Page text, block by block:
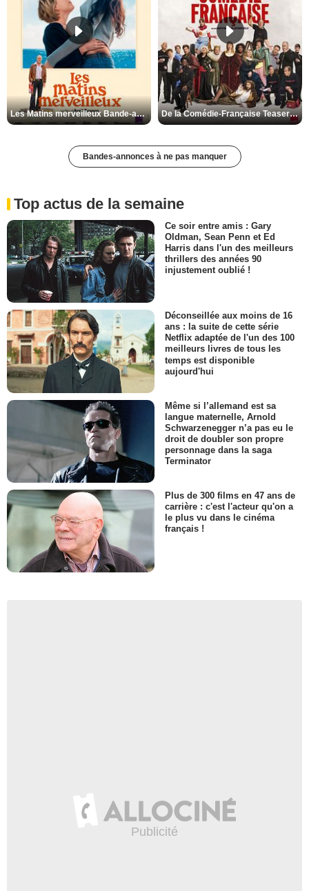
Les Matins merveilleux Bande-annonce VF De la Comédie-Française Teaser VF
Bandes-annonces à ne pas manquer
Top actus de la semaine
Ce soir entre amis : Gary
Oldman, Sean Penn et Ed
Harris dans l'un des meilleurs
thrillers des années 90
injustement oublié !
Déconseillée aux moins de 16
ans : la suite de cette série
Netflix adaptée de l'un des 100
meilleurs livres de tous les
temps est disponible
aujourd'hui
Même si l’allemand est sa
langue maternelle, Arnold
Schwarzenegger n’a pas eu le
droit de doubler son propre
personnage dans la saga
Terminator
Plus de 300 films en 47 ans de
carrière : c'est l'acteur qu'on a
le plus vu dans le cinéma
français !